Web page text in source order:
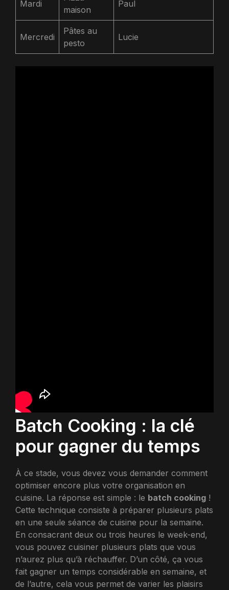
Mardi
maison
Paul
Mercredi
Pâtes au
pesto
Lucie
Batch Cooking : la clé
pour gagner du temps
À ce stade, vous devez vous demander comment
optimiser encore plus votre organisation en
cuisine. La réponse est simple : le batch cooking !
Cette technique consiste à préparer plusieurs plats
en une seule séance de cuisine pour la semaine.
En consacrant deux ou trois heures le week-end,
vous pouvez cuisiner plusieurs plats que vous
n’aurez plus qu’à réchauffer. D’un côté, ça vous
fait gagner un temps considérable en semaine, et
de l’autre, cela vous permet de varier les plaisirs